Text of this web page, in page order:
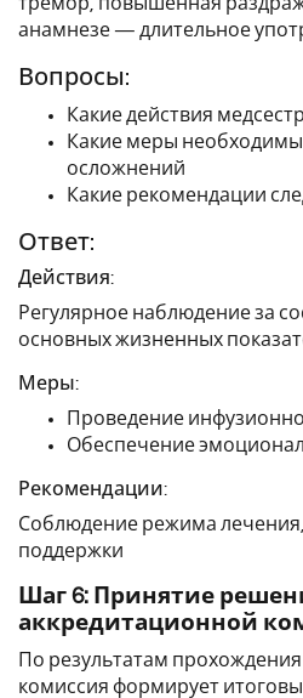
анамнезе — длительное
Вопросы:
Какие действия
Какие меры
осложнений
Какие рекомендации
Ответ:
Действия:
Регулярное наблюдение за
основных жизненных
Меры:
Проведение
Обеспечение
Рекомендации:
Соблюдение режима лечения,
поддержки
Шаг 6: Принятие
аккредитационной
По результатам
комиссия формирует